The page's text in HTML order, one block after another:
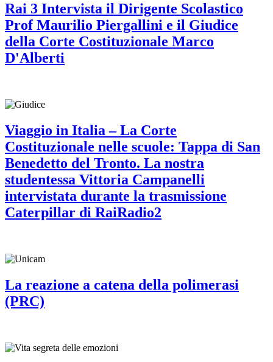
Rai 3 Intervista il Dirigente Scolastico
Prof Maurilio Piergallini e il Giudice
della Corte Costituzionale Marco
D'Alberti
Viaggio in Italia – La Corte
Costituzionale nelle scuole: Tappa di San
Benedetto del Tronto. La nostra
studentessa Vittoria Campanelli
intervistata durante la trasmissione
Caterpillar di RaiRadio2
La reazione a catena della polimerasi
(PRC)